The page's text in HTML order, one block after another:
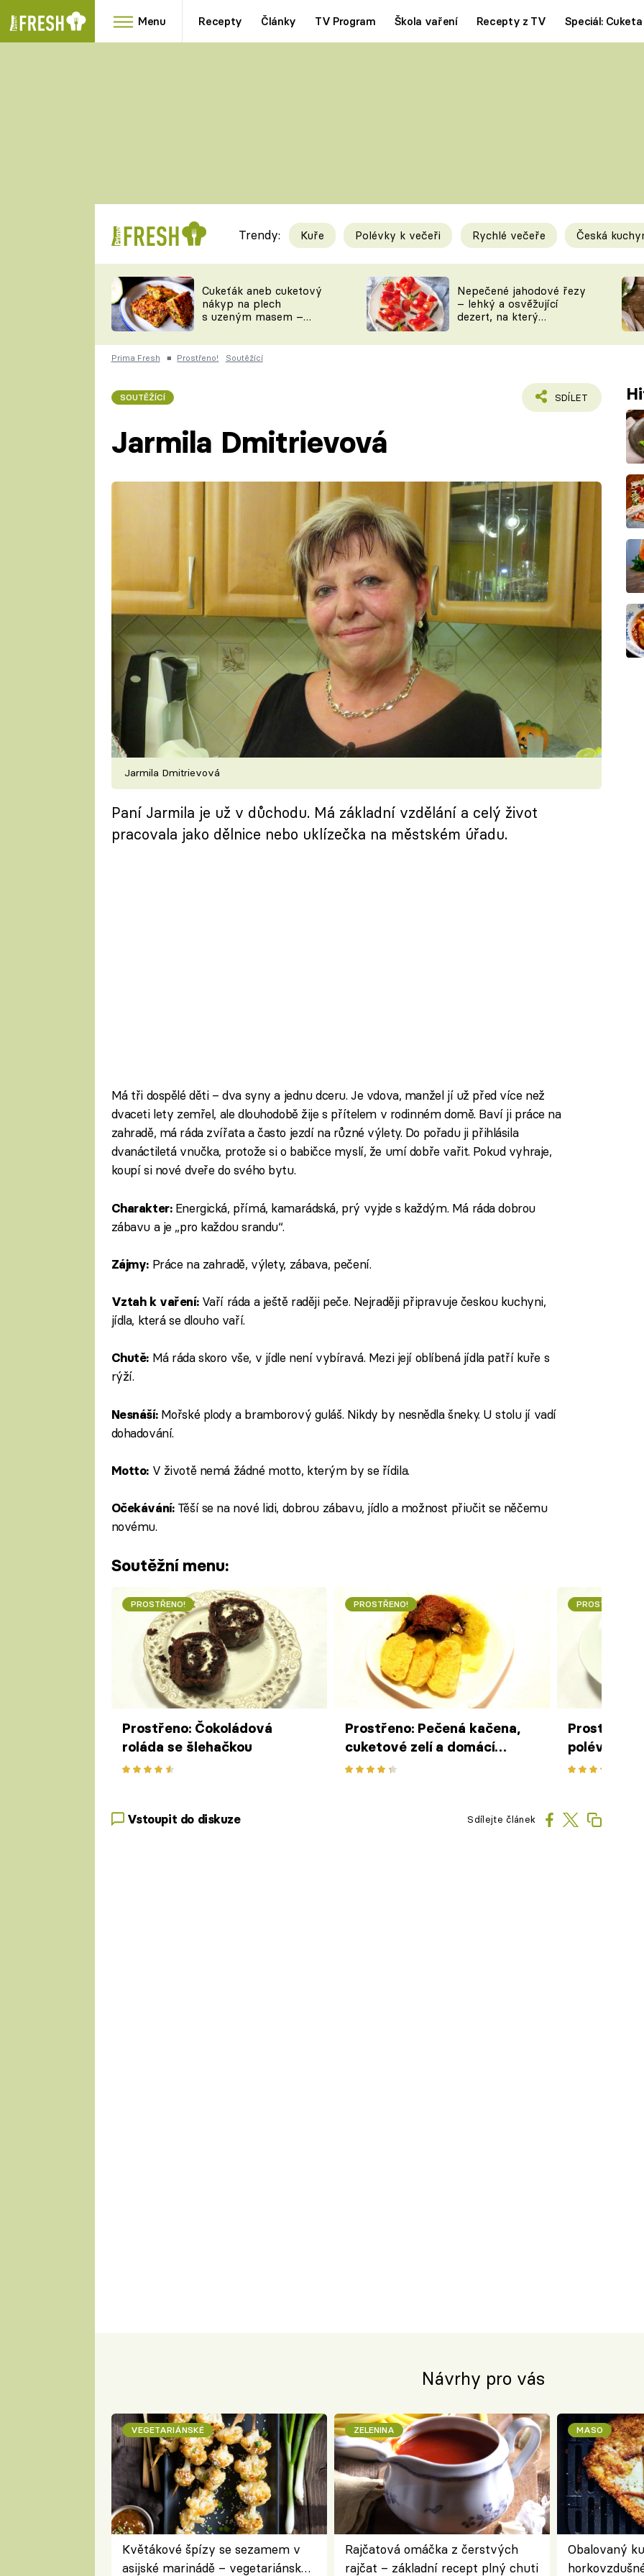
Menu Recepty Články TV Program Škola vaření Recepty z TV Speciál: Cuketa
RYCHLOVKY
Videorecepty
TEĎ VAŘÍ ŠÉF!
ČESKO NA TALÍŘI
Tipy a triky
KAM ZA JÍDLEM
VYCHYTÁVKY
ČASOPIS
Trendy: Kuře Polévky k večeři Rychlé večeře Česká
Cukeťák aneb cuketový
nákyp na plech
s uzeným masem –
zpracovat přerostlé
cukety
Nepečené jahodové řezy
– lehký a osvěžující
dezert, na který
Prima Fresh ■ Prostřeno! Soutěžící
SOUTĚŽÍCÍ SDÍLET
Jarmila Dmitrievová
Jarmila Dmitrievová
Paní Jarmila je už v důchodu. Má základní vzdělání a celý život
pracovala jako dělnice nebo uklízečka na městském úřadu.
Má tři dospělé děti – dva syny a jednu dceru. Je vdova, manžel jí už před více než
dvaceti lety zemřel, ale dlouhodobě žije s přítelem v rodinném domě. Baví ji práce na
zahradě, má ráda zvířata a často jezdí na různé výlety. Do pořadu ji přihlásila
dvanáctiletá vnučka, protože si o babičce myslí, že umí dobře vařit. Pokud vyhraje,
koupí si nové dveře do svého bytu.
Charakter: Energická, přímá, kamarádská, prý vyjde s každým. Má ráda dobrou
zábavu a je „pro každou srandu“.
Zájmy: Práce na zahradě, výlety, zábava, pečení.
Vztah k vaření: Vaří ráda a ještě raději peče. Nejraději připravuje českou kuchyni,
jídla, která se dlouho vaří.
Chutě: Má ráda skoro vše, v jídle není vybíravá. Mezi její oblíbená jídla patří kuře s
rýží.
Nesnáší: Mořské plody a bramborový guláš. Nikdy by nesnědla šneky. U stolu jí vadí
dohadování.
Motto:V životě nemá žádné motto, kterým by se řídila.
Očekávání: Těší se na nové lidi, dobrou zábavu, jídlo a možnost přiučit se něčemu
novému.
Soutěžní menu:
PROSTŘENO!
Prostřeno: Čokoládová
roláda se šlehačkou
PROSTŘENO!
Prostřeno: Pečená kačena,
cuketové zelí a domácí
knedlík
PROSTŘENO!
Prostřeno:
polévka
Vstoupit do diskuze Sdílejte článek
Návrhy pro vás
VEGETARIÁNSKÉ
Květákové špízy se sezamem v
asijské marinádě – vegetariánská
ZELENINA
Rajčatová omáčka z čerstvých
rajčat – základní recept plný chuti
MASO
Obalovaný